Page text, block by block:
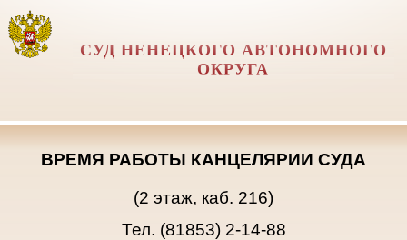
СУД НЕНЕЦКОГО АВТОНОМНОГО
ОКРУГА
ВРЕМЯ РАБОТЫ КАНЦЕЛЯРИИ СУДА
(2 этаж, каб. 216)
Тел. (81853) 2-14-88